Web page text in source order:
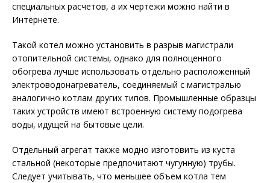
специальных расчетов, а их чертежи можно найти в
Интернете.
Такой котел можно установить в разрыв магистрали
отопительной системы, однако для полноценного
обогрева лучше использовать отдельно расположенный
электроводонагреватель, соединяемый с магистралью
аналогично котлам других типов. Промышленные образцы
таких устройств имеют встроенную систему подогрева
воды, идущей на бытовые цели.
Отдельный агрегат также модно изготовить из куста
стальной (некоторые предпочитают чугунную) трубы.
Следует учитывать, что меньшее объем котла тем